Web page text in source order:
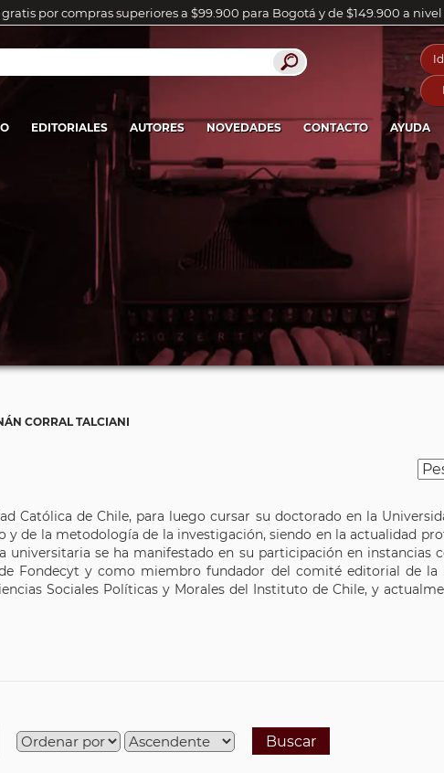
por compras superiores a $99.900 para Bogotá y de $149.900 a
EDITORIALES AUTORES NOVEDADES CONTACTO AYUDA
CORRAL TALCIANI
Católica de Chile, para luego cursar su doctorado en la
y de la metodología de la investigación, siendo en la actualidad
universitaria se ha manifestado en su participación en instancias
Fondecyt y como miembro fundador del comité editorial de la
Sociales Políticas y Morales del Instituto de Chile, y
Buscar